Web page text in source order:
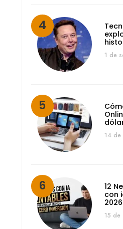
1 de
14
12
con
15 de